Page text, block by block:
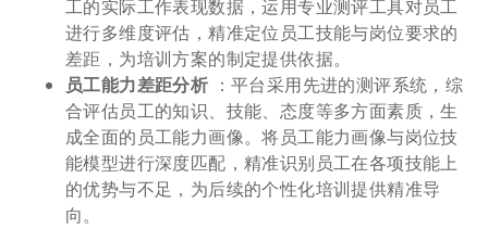
工的实际工作表现数据，运用专业测评工具对员工
进行多维度评估，精准定位员工技能与岗位要求的
差距，为培训方案的制定提供依据。
员工能力差距分析 ：平台采用先进的测评系统，综
合评估员工的知识、技能、态度等多方面素质，生
成全面的员工能力画像。将员工能力画像与岗位技
能模型进行深度匹配，精准识别员工在各项技能上
的优势与不足，为后续的个性化培训提供精准导
向。